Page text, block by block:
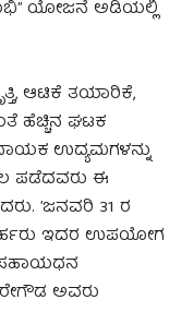
ಯೋಜನೆ ಅಡಿಯಲ್ಲಿ
ಆಟಿಕೆ ತಯಾರಿಕೆ,
ಹೆಚ್ಚಿನ ಘಟಕ
ಉದ್ಯಮಗಳನ್ನು
ಪಡೆದವರು ಈ
ʼಜನವರಿ 31 ರ
ಇದರ ಉಪಯೋಗ
ಸಹಾಯಧನ
ಅವರು